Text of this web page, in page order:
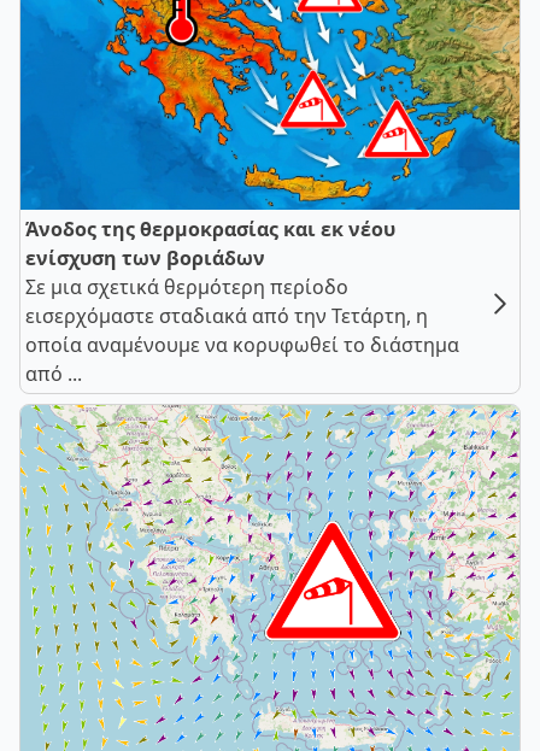
Άνοδος της θερμοκρασίας και εκ νέου
ενίσχυση των βοριάδων
Σε μια σχετικά θερμότερη περίοδο
εισερχόμαστε σταδιακά από την Τετάρτη, η
οποία αναμένουμε να κορυφωθεί το διάστημα
από ...